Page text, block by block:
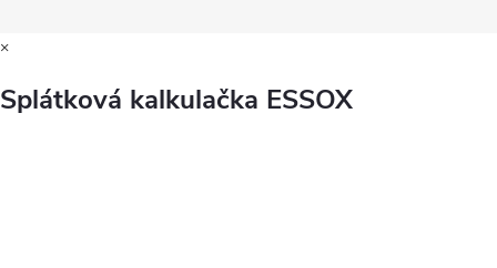
×
Splátková kalkulačka ESSOX